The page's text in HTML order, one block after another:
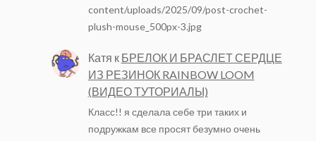
content/uploads/2025/09/post-crochet-
plush-mouse_500px-3.jpg
Катя к БРЕЛОК И БРАСЛЕТ СЕРДЦЕ
ИЗ РЕЗИНОК RAINBOW LOOM
(ВИДЕО ТУТОРИАЛЫ)
Класс!! я сделала себе три таких и
подружкам все просят безумно очень